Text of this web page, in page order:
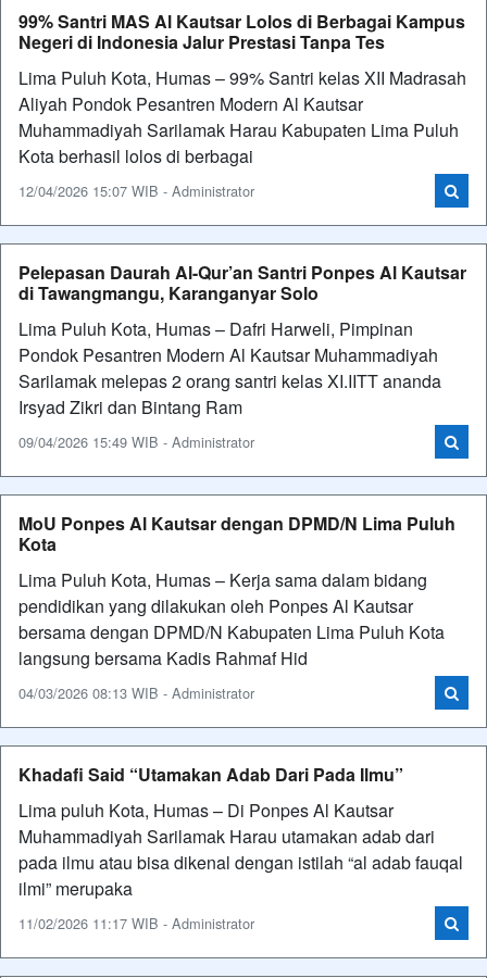
99% Santri MAS Al Kautsar Lolos di Berbagai Kampus
Negeri di Indonesia Jalur Prestasi Tanpa Tes
Lima Puluh Kota, Humas – 99% Santri kelas XII Madrasah
Aliyah Pondok Pesantren Modern Al Kautsar
Muhammadiyah Sarilamak Harau Kabupaten Lima Puluh
Kota berhasil lolos di berbagai
12/04/2026 15:07 WIB - Administrator
Pelepasan Daurah Al-Qur’an Santri Ponpes Al Kautsar
di Tawangmangu, Karanganyar Solo
Lima Puluh Kota, Humas – Dafri Harweli, Pimpinan
Pondok Pesantren Modern Al Kautsar Muhammadiyah
Sarilamak melepas 2 orang santri kelas XI.IITT ananda
Irsyad Zikri dan Bintang Ram
09/04/2026 15:49 WIB - Administrator
MoU Ponpes Al Kautsar dengan DPMD/N Lima Puluh
Kota
Lima Puluh Kota, Humas – Kerja sama dalam bidang
pendidikan yang dilakukan oleh Ponpes Al Kautsar
bersama dengan DPMD/N Kabupaten Lima Puluh Kota
langsung bersama Kadis Rahmaf Hid
04/03/2026 08:13 WIB - Administrator
Khadafi Said “Utamakan Adab Dari Pada Ilmu”
Lima puluh Kota, Humas – Di Ponpes Al Kautsar
Muhammadiyah Sarilamak Harau utamakan adab dari
pada ilmu atau bisa dikenal dengan istilah “al adab fauqal
ilmi” merupaka
11/02/2026 11:17 WIB - Administrator